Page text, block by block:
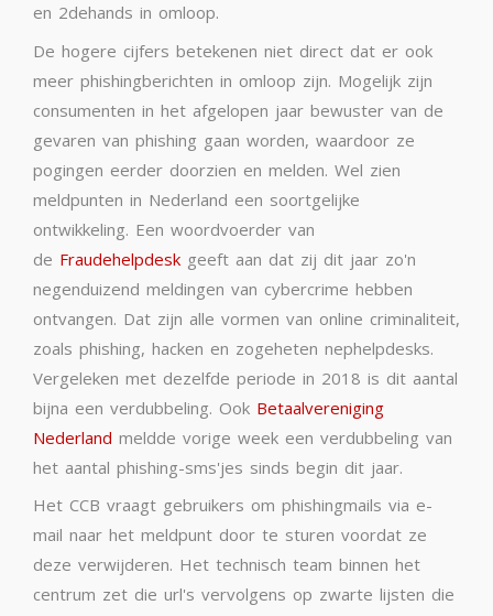
en 2dehands in omloop.
De hogere cijfers betekenen niet direct dat er ook
meer phishingberichten in omloop zijn. Mogelijk zijn
consumenten in het afgelopen jaar bewuster van de
gevaren van phishing gaan worden, waardoor ze
pogingen eerder doorzien en melden. Wel zien
meldpunten in Nederland een soortgelijke
ontwikkeling. Een woordvoerder van
de Fraudehelpdesk geeft aan dat zij dit jaar zo'n
negenduizend meldingen van cybercrime hebben
ontvangen. Dat zijn alle vormen van online criminaliteit,
zoals phishing, hacken en zogeheten nephelpdesks.
Vergeleken met dezelfde periode in 2018 is dit aantal
bijna een verdubbeling. Ook Betaalvereniging
Nederland meldde vorige week een verdubbeling van
het aantal phishing-sms'jes sinds begin dit jaar.
Het CCB vraagt gebruikers om phishingmails via e-
mail naar het meldpunt door te sturen voordat ze
deze verwijderen. Het technisch team binnen het
centrum zet die url's vervolgens op zwarte lijsten die